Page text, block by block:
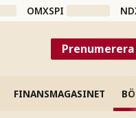
OMXSPI
Prenumerera
FINANSMAGASINET